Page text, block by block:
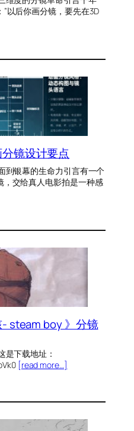
以后你画分镜，要先在3D
分镜设计要点
到银幕的生命力引言有一个
交给真人电影拍是一种感
steam boy 》分镜
是下载地址：
[read more…]